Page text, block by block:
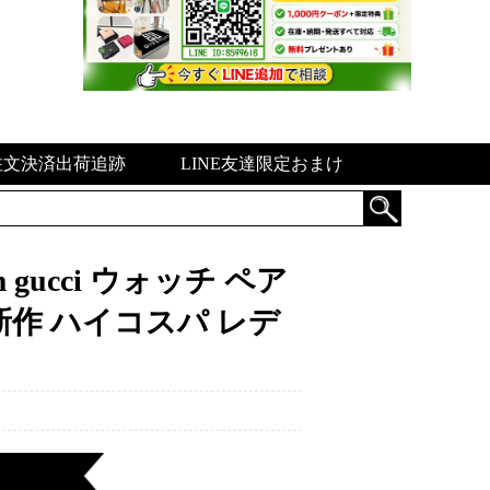
決済出荷追跡 LINE友達限定おまけ
gucci ウォッチ ペア
作 ハイコスパ レデ